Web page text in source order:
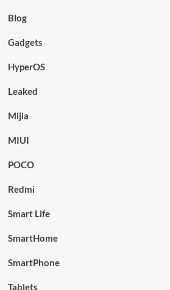
Blog
Gadgets
HyperOS
Leaked
Mijia
MIUI
POCO
Redmi
Smart Life
SmartHome
SmartPhone
Tablets